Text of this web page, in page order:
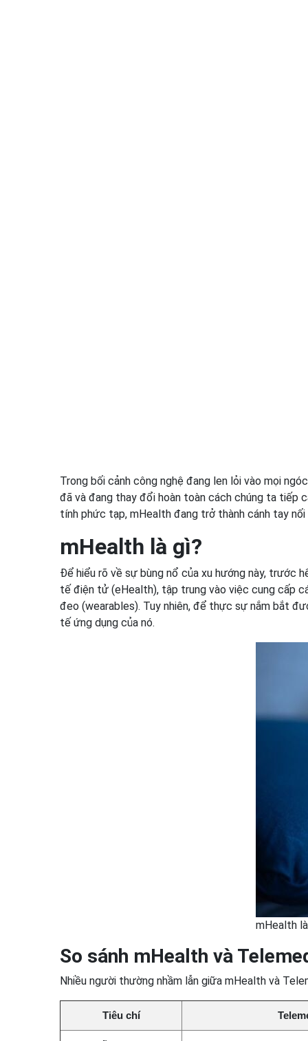
Trong bối cảnh công nghệ đang len lỏi vào mọi
đã và đang thay đổi hoàn toàn cách chúng ta tiếp
tính phức tạp, mHealth đang trở thành cánh tay
mHealth là gì?
Để hiểu rõ về sự bùng nổ của xu hướng này, trước
tế điện tử (eHealth), tập trung vào việc cung cấp
đeo (wearables). Tuy nhiên, để thực sự nắm bắt
tế ứng dụng của nó.
mHealth
So sánh mHealth và
Nhiều người thường nhầm lẫn giữa mHealth và
Tiêu chí